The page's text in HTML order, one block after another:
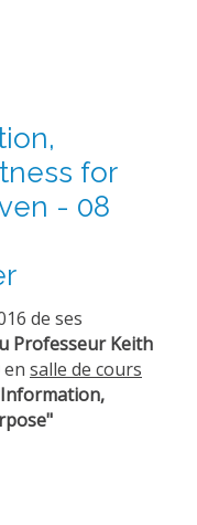
for
- 08
de ses
Professeur Keith
en salle de cours